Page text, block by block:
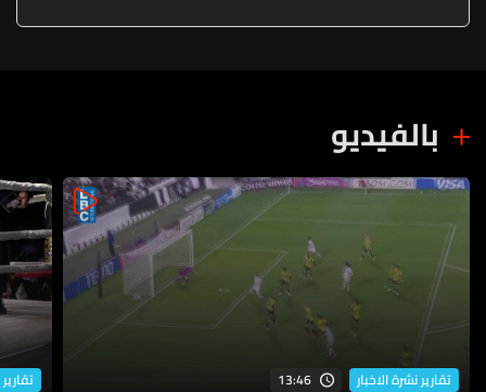
بالفيديو
تقارير نشرة الاخبار 13:46